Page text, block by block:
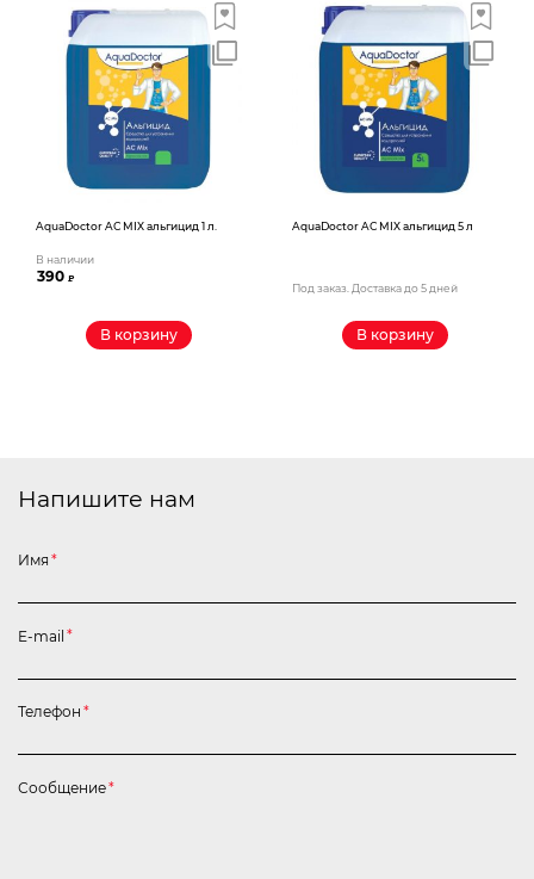
AquaDoctor AС MIX альгицид 1 л.
В наличии
390₽
В корзину
AquaDoctor AС MIX альгицид 5 л
Под заказ. Доставка до 5 дней
В корзину
Напишите нам
Имя *
E-mail *
Телефон *
Сообщение*